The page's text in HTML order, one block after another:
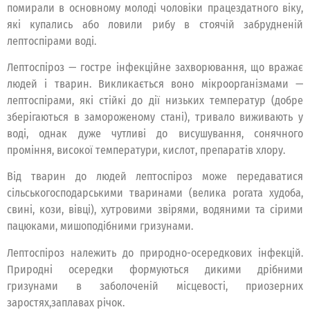
помирали в основному молоді чоловіки працездатного віку,
які купались або ловили рибу в стоячій забрудненій
лептоспірами воді.
Лептоспіроз — гостре інфекційне захворювання, що вражає
людей і тварин. Викликається воно мікроорганізмами —
лептоспірами, які стійкі до дії низьких температур (добре
зберігаються в замороженому стані), тривало виживають у
воді, однак дуже чутливі до висушування, сонячного
проміння, високої температури, кислот, препаратів хлору.
Від тварин до людей лептоспіроз може передаватися
сільськогосподарськими тваринами (велика рогата худоба,
свині, кози, вівці), хутровими звірями, водяними та сірими
пацюками, мишоподібними гризунами.
Лептоспіроз належить до природно-осередкових інфекцій.
Природні осередки формуються дикими дрібними
гризунами в заболоченій місцевості, приозерних
заростях,заплавах річок.